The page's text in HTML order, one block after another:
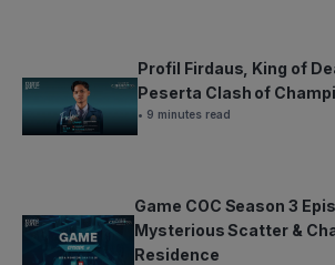
Profil Firdaus, King of
Peserta Clash of
• 9 minutes read
Game COC Season 3
Mysterious Scatter &
Residence